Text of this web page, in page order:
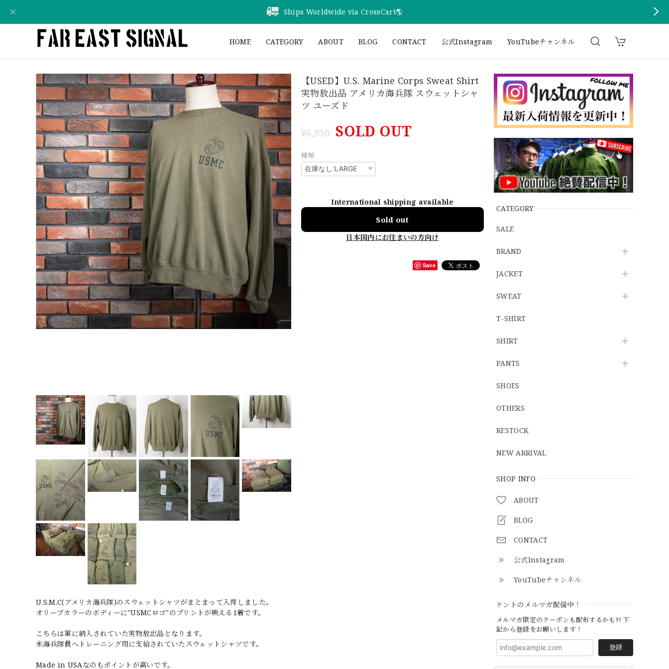
Ships Worldwide via CrossCart🌎️
HOME CATEGORY ABOUT BLOG CONTACT 公式Instagram YouTubeチャンネル
CATEGORY
SALE
BRAND
JACKET
SWEAT
T-SHIRT
SHIRT
PANTS
SHOES
OTHERS
RESTOCK
NEW ARRIVAL
SHOP INFO
ABOUT
BLOG
CONTACT
公式Instagram
YouTubeチャンネル
ケントのメルマガ配信中！
メルマガ限定のクーポンも配布するかも?! 下
記から登録をお願いします！
登録
【USED】U.S. Marine Corps Sweat Shirt
実物放出品 アメリカ海兵隊 スウェットシャ
ツ ユーズド
¥6,930 SOLD OUT
種類
International shipping available
Sold out
日本国内にお住まいの方向け
Save
U.S.M.C(アメリカ海兵隊)のスウェットシャツがまとまって入荷しました。
オリーブカラーのボディーに"USMCロゴ"のプリントが映える1着です。
こちらは軍に納入されていた実物放出品となります。
米海兵隊員へトレーニング用に支給されていたスウェットシャツです。
Made in USAなのもポイントが高いです。